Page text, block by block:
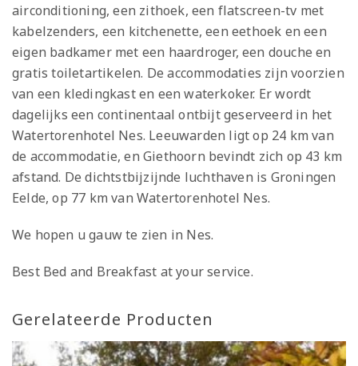
airconditioning, een zithoek, een flatscreen-tv met
kabelzenders, een kitchenette, een eethoek en een
eigen badkamer met een haardroger, een douche en
gratis toiletartikelen. De accommodaties zijn voorzien
van een kledingkast en een waterkoker. Er wordt
dagelijks een continentaal ontbijt geserveerd in het
Watertorenhotel Nes. Leeuwarden ligt op 24 km van
de accommodatie, en Giethoorn bevindt zich op 43 km
afstand. De dichtstbijzijnde luchthaven is Groningen
Eelde, op 77 km van Watertorenhotel Nes.
We hopen u gauw te zien in Nes.
Best Bed and Breakfast at your service.
Gerelateerde Producten